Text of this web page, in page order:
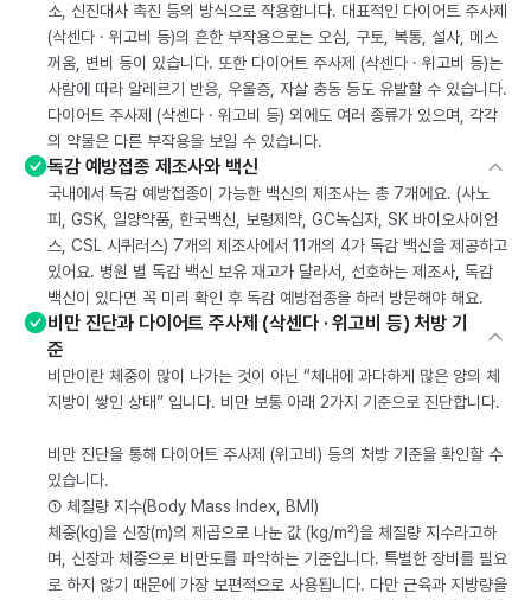
소, 신진대사 촉진 등의 방식으로 작용합니다. 대표적인 다이어트 주사제
(삭센다 · 위고비 등)의 흔한 부작용으로는 오심, 구토, 복통, 설사, 메스
꺼움, 변비 등이 있습니다. 또한 다이어트 주사제 (삭센다 · 위고비 등)는
사람에 따라 알레르기 반응, 우울증, 자살 충동 등도 유발할 수 있습니다.
다이어트 주사제 (삭센다 · 위고비 등) 외에도 여러 종류가 있으며, 각각
의 약물은 다른 부작용을 보일 수 있습니다.
독감 예방접종 제조사와 백신
국내에서 독감 예방접종이 가능한 백신의 제조사는 총 7개에요. (사노
피, GSK, 일양약품, 한국백신, 보령제약, GC녹십자, SK 바이오사이언
스, CSL 시퀴러스) 7개의 제조사에서 11개의 4가 독감 백신을 제공하고
있어요. 병원 별 독감 백신 보유 재고가 달라서, 선호하는 제조사, 독감
백신이 있다면 꼭 미리 확인 후 독감 예방접종을 하러 방문해야 해요.
비만 진단과 다이어트 주사제 (삭센다 · 위고비 등) 처방 기
준
비만이란 체중이 많이 나가는 것이 아닌 “체내에 과다하게 많은 양의 체
지방이 쌓인 상태” 입니다. 비만 보통 아래 2가지 기준으로 진단합니다.
비만 진단을 통해 다이어트 주사제 (위고비) 등의 처방 기준을 확인할 수
있습니다.
① 체질량 지수(Body Mass Index, BMI)
체중(kg)을 신장(m)의 제곱으로 나눈 값 (kg/m²)을 체질량 지수라고하
며, 신장과 체중으로 비만도를 파악하는 기준입니다. 특별한 장비를 필요
로 하지 않기 때문에 가장 보편적으로 사용됩니다. 다만 근육과 지방량을